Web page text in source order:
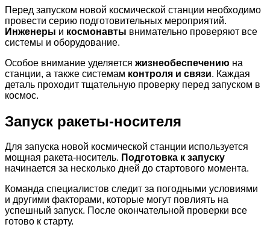
Перед запуском новой космической станции необходимо
провести серию подготовительных мероприятий.
Инженеры и космонавты внимательно проверяют все
системы и оборудование.
Особое внимание уделяется жизнеобеспечению на
станции, а также системам контроля и связи. Каждая
деталь проходит тщательную проверку перед запуском в
космос.
Запуск ракеты-носителя
Для запуска новой космической станции используется
мощная ракета-носитель. Подготовка к запуску
начинается за несколько дней до стартового момента.
Команда специалистов следит за погодными условиями
и другими факторами, которые могут повлиять на
успешный запуск. После окончательной проверки все
готово к старту.